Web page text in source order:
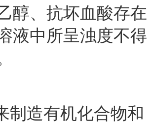
醇、抗坏血酸存在
液中所呈浊度不得
造有机化合物和